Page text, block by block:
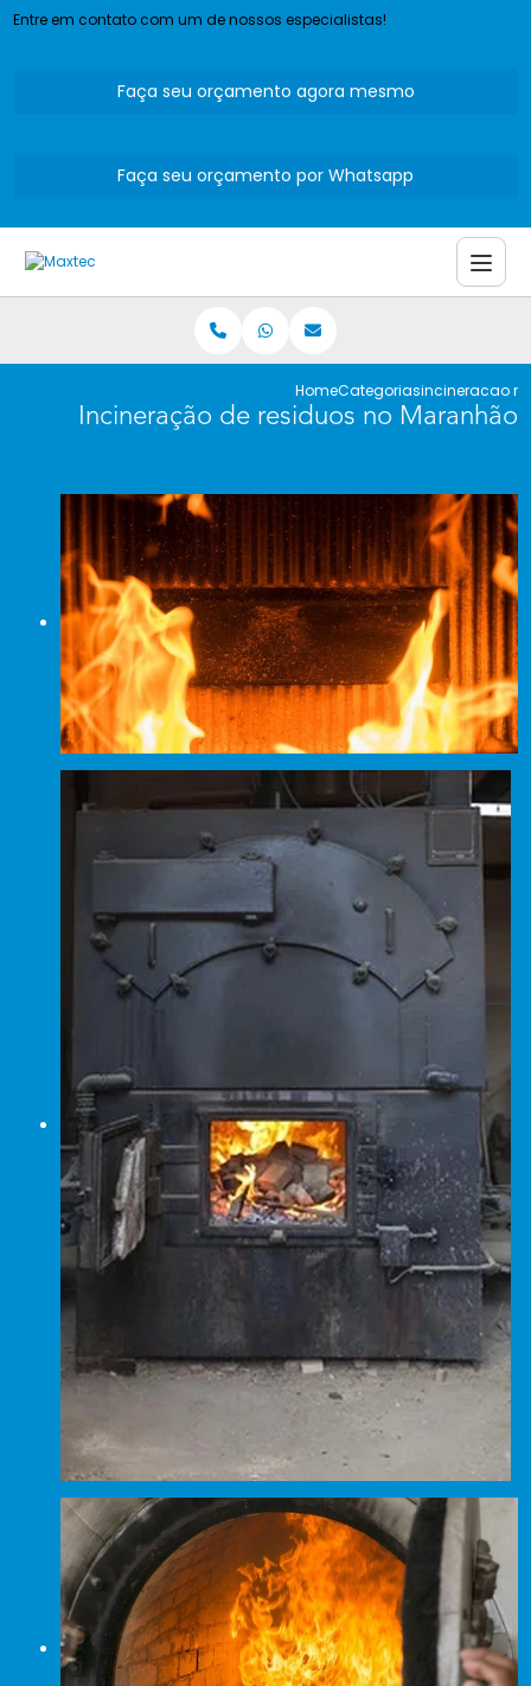
Entre em contato com um de nossos especialistas!
Faça seu orçamento agora mesmo
Faça seu orçamento por Whatsapp
HomeCategoriasincineracao
Incineração de residuos no Maranhão